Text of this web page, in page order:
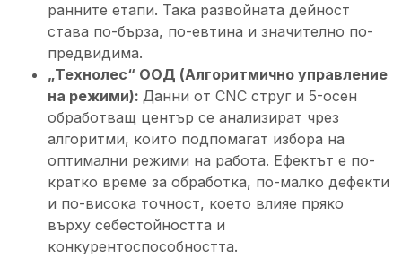
ранните етапи. Така развойната дейност
става по-бърза, по-евтина и значително по-
предвидима.
„Технолес“ ООД (Алгоритмично управление
на режими):Данни от CNC струг и 5-осен
обработващ център се анализират чрез
алгоритми, които подпомагат избора на
оптимални режими на работа. Ефектът е по-
кратко време за обработка, по-малко дефекти
и по-висока точност, което влияе пряко
върху себестойността и
конкурентоспособността.